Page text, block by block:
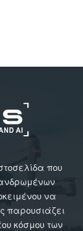
που
να
παρουσιάζει
κόσμου των